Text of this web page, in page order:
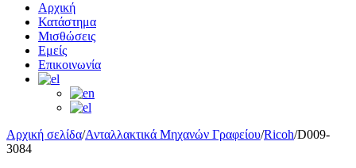
Αρχική
Κατάστημα
Μισθώσεις
Εμείς
Επικοινωνία
Αρχική σελίδα/Ανταλλακτικά Μηχανών Γραφείου/Ricoh/D009-
3084